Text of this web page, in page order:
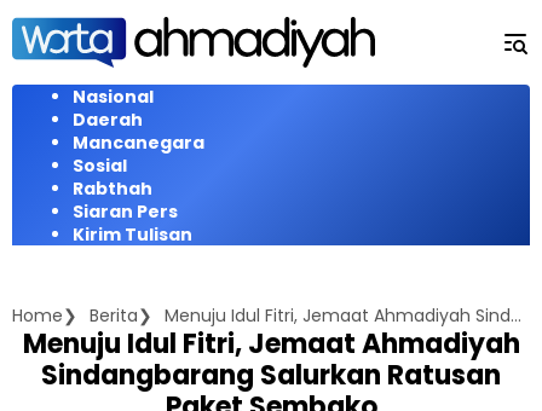
Langsung
konten
Nasional
Daerah
Mancanegara
Sosial
Rabthah
Siaran Pers
Kirim Tulisan
Home Berita Menuju Idul Fitri, Jemaat Ahmadiyah Sindangbarang Salurkan Ratusan Paket Sembako
Menuju Idul Fitri, Jemaat Ahmadiyah
Sindangbarang Salurkan Ratusan